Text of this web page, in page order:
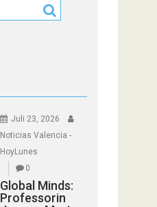
Juli 23, 2026
Noticias Valencia -
HoyLunes
0
Global Minds:
Professorin